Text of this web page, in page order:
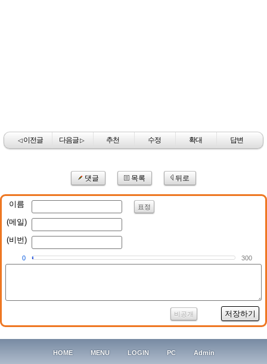
◁이전글 다음글▷ 추천 수정 확대 답변
댓글 목록 뒤로
이름 표정
(메일)
(비번)
0 300
비공개 저장하기
HOME MENU LOGIN PC Admin